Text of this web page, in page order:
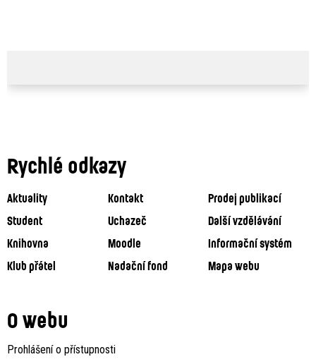
Rychlé odkazy
Aktuality Kontakt
Prodej publikací
Student
Uchazeč
Další vzdělávání
Knihovna
Moodle
Informační systém
Klub přátel
Nadační fond Mapa webu
O webu
Prohlášení o přístupnosti